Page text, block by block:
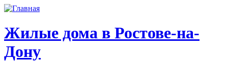
Перейти к основному содержанию
Жилые дома в Ростове-на-
Дону